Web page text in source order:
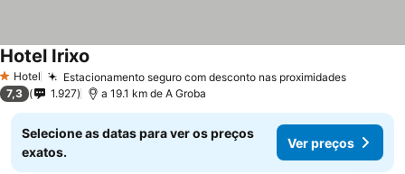
1 Estrelas
Hotel Estacionamento seguro com desconto nas proximidades
Hotel Irixo
7,3 1.927 a 19.1 km de A Groba
Selecione as datas para ver os preços
exatos.
Ver preços